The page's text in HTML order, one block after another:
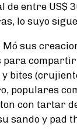
de entre US$
lo suyo
Mó sus
para
bites
populares
con tartar
sando y pad